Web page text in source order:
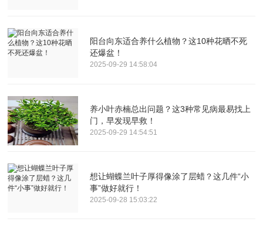
阳台向东适合养什么植物？这10种花晒不死
还爆盆！
2025-09-29 14:58:04
养小叶赤楠总出问题？这3种常见病最易找上
门，早发现早救！
2025-09-29 14:54:51
想让蝴蝶兰叶子厚得像涂了层蜡？这几件“小
事”做好就行！
2025-09-28 15:03:22